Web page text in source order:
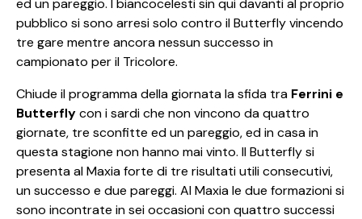
pubblico si sono arresi solo contro il Butterfly vincendo
tre gare mentre ancora nessun successo in
campionato per il Tricolore.
Chiude il programma della giornata la sfida tra Ferrini e
Butterflycon i sardi che non vincono da quattro
giornate, tre sconfitte ed un pareggio, ed in casa in
questa stagione non hanno mai vinto. Il Butterfly si
presenta al Maxia forte di tre risultati utili consecutivi,
un successo e due pareggi. Al Maxia le due formazioni si
sono incontrate in sei occasioni con quattro successi